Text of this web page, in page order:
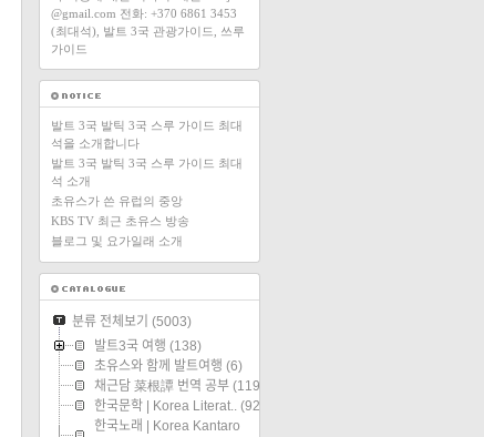
@gmail.com 전화: +370 6861 3453
(최대석), 발트 3국 관광가이드, 쓰루
가이드
발트 3국 발틱 3국 스루 가이드 최대
석을 소개합니다
발트 3국 발틱 3국 스루 가이드 최대
석 소개
초유스가 쓴 유럽의 중앙
KBS TV 최근 초유스 방송
블로그 및 요가일래 소개
분류 전체보기 (5003)
발트3국 여행 (138)
초유스와 함께 발트여행 (6)
채근담 菜根譚 번역 공부 (119)
한국문학 | Korea Literat.. (92)
한국노래 | Korea Kantaro